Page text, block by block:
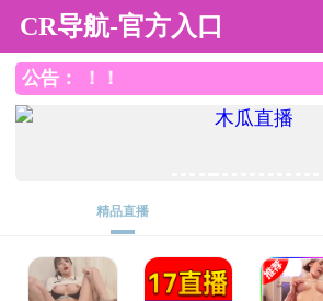
直播平台
直播平台
对外交流